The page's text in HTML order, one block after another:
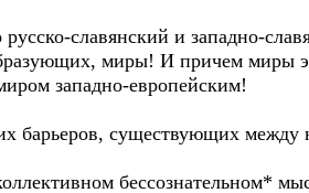
славянский и западно-
миры! И причем миры
западно-европейским!
барьеров, существующих
бессознательном*